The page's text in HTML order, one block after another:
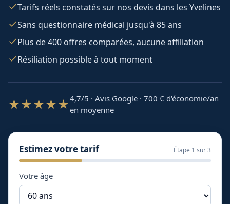
Tarifs réels constatés sur nos devis dans les Yvelines
Sans questionnaire médical jusqu'à 85 ans
Plus de 400 offres comparées, aucune affiliation
Résiliation possible à tout moment
★★★★★4,7/5 · Avis Google · 700 € d'économie/an
en moyenne
Estimez votre tarif Étape 1 sur 3
Votre âge